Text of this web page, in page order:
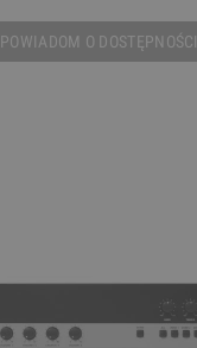
POWIADOM O DOSTĘPNOŚCI